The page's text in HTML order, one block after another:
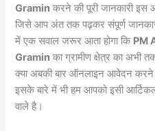
Gramin करने की पूरी जानकारी इस
जिसे आप अंत तक पढ़कर संपूर्ण
में एक सवाल जरूर आता होगा कि PM
Gramin का ग्रामीण क्षेत्र का अभी
क्या अबकी बार ऑनलाइन आवेदन करने
इसके बारे में भी हम आपको इसी
वाले है।